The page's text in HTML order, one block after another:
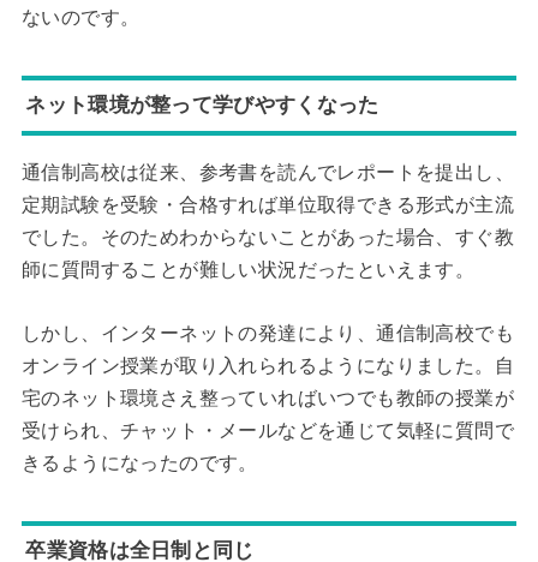
ないのです。
ネット環境が整って学びやすくなった
通信制高校は従来、参考書を読んでレポートを提出し、
定期試験を受験・合格すれば単位取得できる形式が主流
でした。そのためわからないことがあった場合、すぐ教
師に質問することが難しい状況だったといえます。
しかし、インターネットの発達により、通信制高校でも
オンライン授業が取り入れられるようになりました。自
宅のネット環境さえ整っていればいつでも教師の授業が
受けられ、チャット・メールなどを通じて気軽に質問で
きるようになったのです。
卒業資格は全日制と同じ